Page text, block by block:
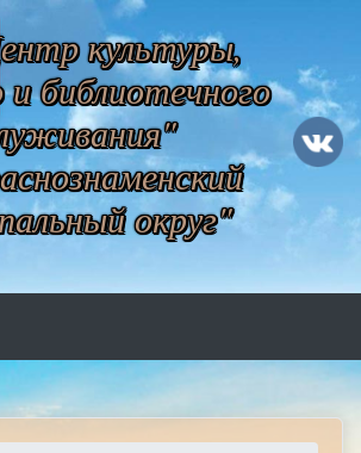
культуры,
и библиотечного
округ"